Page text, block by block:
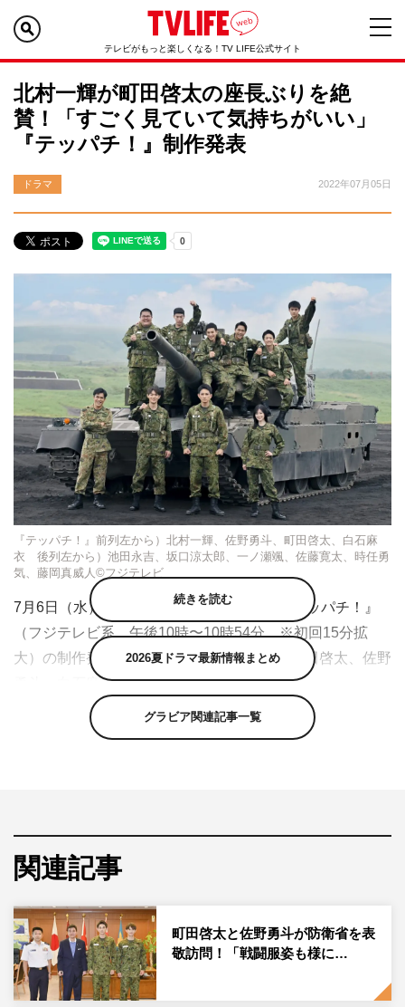
テレビがもっと楽しくなる！TV LIFE公式サイト
北村一輝が町田啓太の座長ぶりを絶
賛！「すごく見ていて気持ちがいい」
『テッパチ！』制作発表
ドラマ 2022年07月05日
『テッパチ！』前列左から）北村一輝、佐野勇斗、町田啓太、白石麻
衣 後列左から）池田永吉、坂口涼太郎、一ノ瀬颯、佐藤寛太、時任勇
気、藤岡真威人©フジテレビ
7月6日（水）放送スタートの水10ドラマ『テッパチ！』
（フジテレビ系 午後10時〜10時54分 ※初回15分拡
大）の制作発表が7月4日に行われ、主演の町田啓太、佐野
勇斗、白石麻衣、北村一輝が登壇した。
完全オリジナル企画の『テッパチ！』は、防衛省の全面協
れるのか」「自分がやりたい本当のこととは…」と悩みな
がらも奮闘していく物語だ。
主人公・国生宙を演じる町田啓太と、宙の自衛官候補生の
仲間・馬場良成を演じる佐野勇斗の共演に加え、北村一
輝、佐藤寛太、工藤阿須加、桐山漣ら豪華キャストが集
結。エリート女性自衛官・桜間冬美役を白石麻衣が演じる
続きを読む
2026夏ドラマ最新情報まとめ
グラビア関連記事一覧
関連記事
町田啓太と佐野勇斗が防衛省を表
敬訪問！「戦闘服姿も様に…